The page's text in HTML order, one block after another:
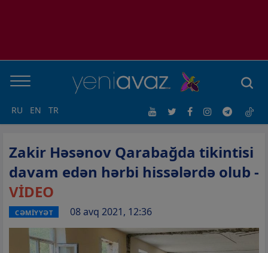
RU EN TR
Zakir Həsənov Qarabağda tikintisi
davam edən hərbi hissələrdə olub -
VİDEO
CƏMİYYƏT 08 avq 2021, 12:36